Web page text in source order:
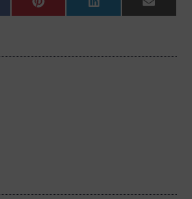
PinterestLinkedInEmail